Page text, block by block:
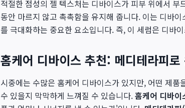
적절한 점성의 젤 텍스처는 디바이스가 피부 위에서
동안 마르지 않고 촉촉함을 유지해 줍니다. 이는 디바
를 극대화하는 중요한 요소입니다. 즉, 이 세럼은 디바
홈케어 디바이스 추천: 메디테라피로
시중에는 수많은 홈케어 디바이스가 있지만, 어떤 제
수 있을지 막막하게 느껴질 수 있습니다.홈케어 디바이